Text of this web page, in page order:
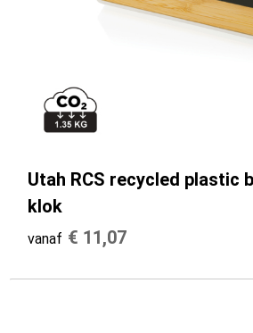
Utah RCS recycled plastic
klok
vanaf € 11,07